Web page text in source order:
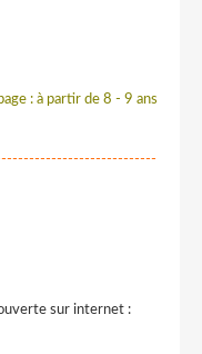
: à partir de 8 - 9 ans
sur internet :